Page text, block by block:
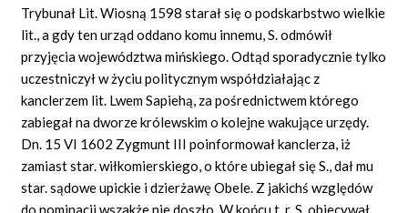
Trybunał Lit. Wiosną 1598 starał się o podskarbstwo wielkie
lit., a gdy ten urząd oddano komu innemu, S. odmówił
przyjęcia województwa mińskiego. Odtąd sporadycznie tylko
uczestniczył w życiu politycznym współdziałając z
kanclerzem lit. Lwem Sapiehą, za pośrednictwem którego
zabiegał na dworze królewskim o kolejne wakujące urzędy.
Dn. 15 VI 1602 Zygmunt III poinformował kanclerza, iż
zamiast star. wiłkomierskiego, o które ubiegał się S., dał mu
star. sądowe upickie i dzierżawę Obele. Z jakichś względów
do nominacji wszakże nie doszło. W końcu t. r. S. obiecywał